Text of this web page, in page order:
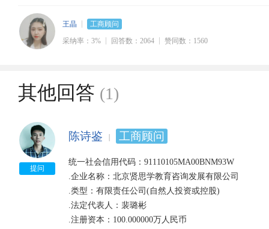
王晶
工商顾问
采纳率：3%
回答数：2064 赞同数：1560
其他回答 (1)
提问
陈诗鉴 工商顾问
统一社会信用代码：91110105MA00BNM93W
.企业名称：北京贤思学教育咨询发展有限公司
.类型：有限责任公司(自然人投资或控股)
.法定代表人：裴璐彬
.注册资本：100.000000万人民币